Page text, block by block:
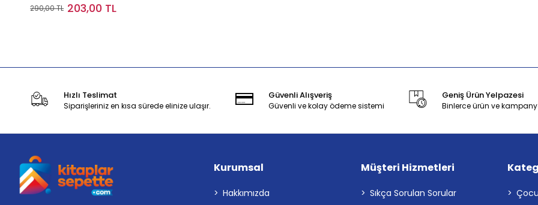
290,00 TL 203,00 TL
Hızlı Teslimat
Siparişleriniz en kısa sürede elinize ulaşır.
Güvenli Alışveriş
Güvenli ve kolay ödeme sistemi
Geniş Ürün Yelpazesi
Binlerce ürün ve
Kurumsal
Hakkımızda
Müşteri Hizmetleri
Sıkça Sorulan Sorular